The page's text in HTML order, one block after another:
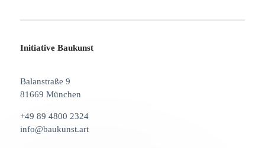
Initiative Baukunst
Balanstraße 9
81669 München
+49 89 4800 2324
info@baukunst.art